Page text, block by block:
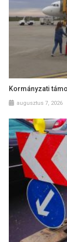
Kormányzati
augusztus 7, 2026